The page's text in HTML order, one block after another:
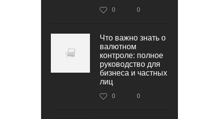
0 0
Что важно знать о
валютном
контроле: полное
руководство для
бизнеса и частных
лиц
0 0